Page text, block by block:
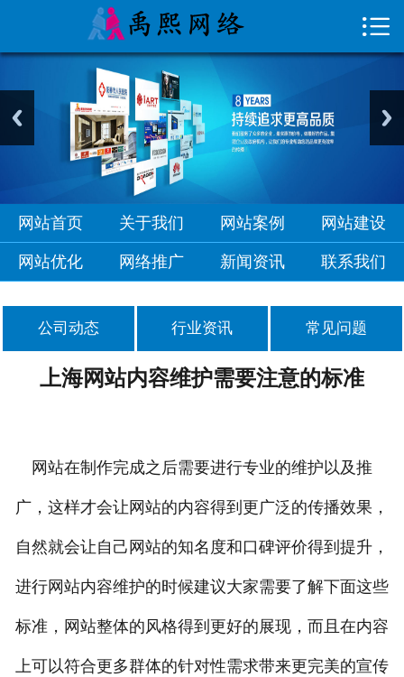
网站案例
网站优化
网络推广

网站首页 关于我们 网站案例 网站建设
网站优化 网络推广 新闻资讯 联系我们
公司动态 行业资讯 常见问题
上海网站内容维护需要注意的标准
网站在制作完成之后需要进行专业的维护以及推
广，这样才会让网站的内容得到更广泛的传播效果，
自然就会让自己网站的知名度和口碑评价得到提升，
进行网站内容维护的时候建议大家需要了解下面这些
标准，网站整体的风格得到更好的展现，而且在内容
上可以符合更多群体的针对性需求带来更完美的宣传